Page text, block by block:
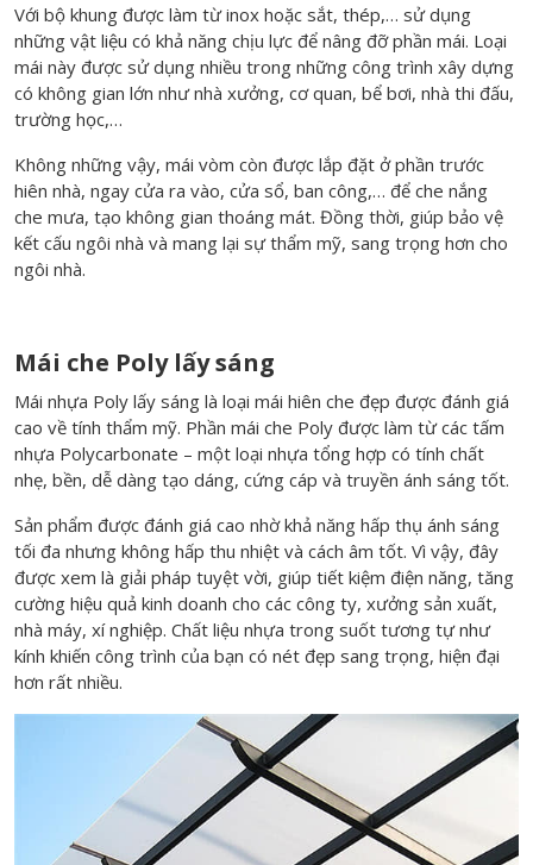
Với bộ khung được làm từ inox hoặc sắt, thép,… sử dụng
những vật liệu có khả năng chịu lực để nâng đỡ phần mái. Loại
mái này được sử dụng nhiều trong những công trình xây dựng
có không gian lớn như nhà xưởng, cơ quan, bể bơi, nhà thi đấu,
trường học,…
Không những vậy, mái vòm còn được lắp đặt ở phần trước
hiên nhà, ngay cửa ra vào, cửa sổ, ban công,… để che nắng
che mưa, tạo không gian thoáng mát. Đồng thời, giúp bảo vệ
kết cấu ngôi nhà và mang lại sự thẩm mỹ, sang trọng hơn cho
ngôi nhà.
Mái che Poly lấy sáng
Mái nhựa Poly lấy sáng là loại mái hiên che đẹp được đánh giá
cao về tính thẩm mỹ. Phần mái che Poly được làm từ các tấm
nhựa Polycarbonate – một loại nhựa tổng hợp có tính chất
nhẹ, bền, dễ dàng tạo dáng, cứng cáp và truyền ánh sáng tốt.
Sản phẩm được đánh giá cao nhờ khả năng hấp thụ ánh sáng
tối đa nhưng không hấp thu nhiệt và cách âm tốt. Vì vậy, đây
được xem là giải pháp tuyệt vời, giúp tiết kiệm điện năng, tăng
cường hiệu quả kinh doanh cho các công ty, xưởng sản xuất,
nhà máy, xí nghiệp. Chất liệu nhựa trong suốt tương tự như
kính khiến công trình của bạn có nét đẹp sang trọng, hiện đại
hơn rất nhiều.